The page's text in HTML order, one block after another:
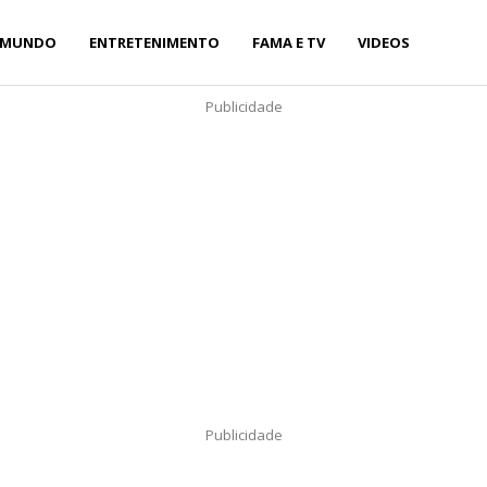
MUNDO ENTRETENIMENTO FAMA E TV VIDEOS
Publicidade
Publicidade